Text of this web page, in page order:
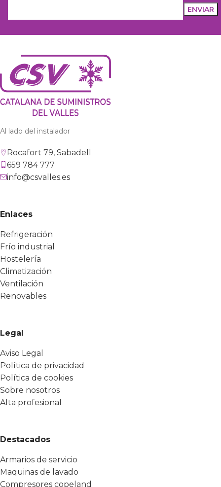
Al lado del instalador
Rocafort 79, Sabadell
659 784 777
info@csvalles.es
Enlaces
Refrigeración
Frío industrial
Hostelería
Climatización
Ventilación
Renovables
Legal
Aviso Legal
Política de privacidad
Política de cookies
Sobre nosotros
Alta profesional
Destacados
Armarios de servicio
Maquinas de lavado
Compresores copeland